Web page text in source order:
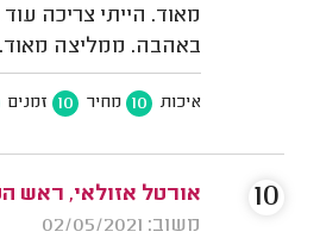
מאוד. הייתי צריכה
באהבה. ממליצה מאוד.
איכות 10 מחיר 10 זמנים
אורטל אזולאי, ראש
משוב: 02/05/2021
10